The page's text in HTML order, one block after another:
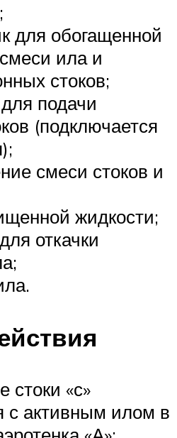
для обогащенной
ила и
стоков;
подачи
(подключается
смеси стоков и
жидкости;
откачки
стоки «с»
с активным илом в